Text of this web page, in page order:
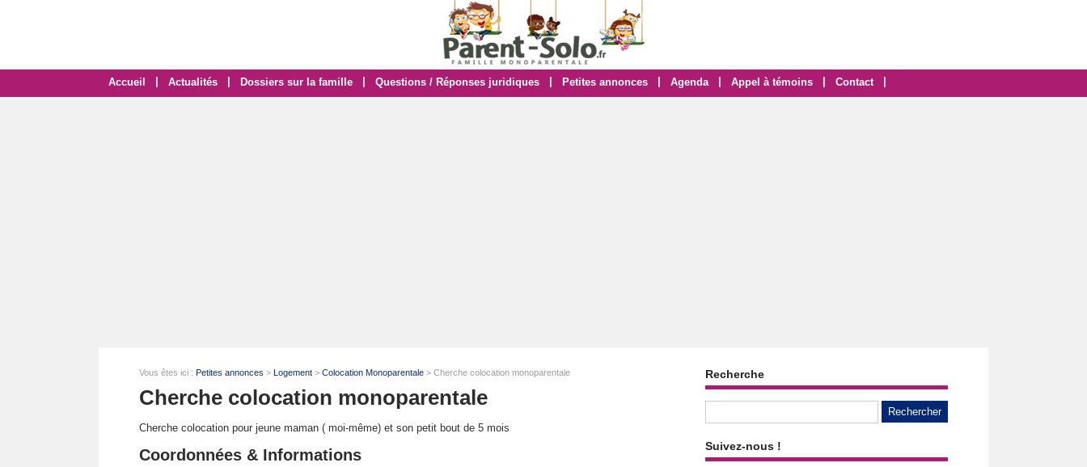
Accueil Actualités Dossiers sur la famille Questions / Réponses juridiques Petites annonces Agenda Appel à témoins Contact
Vous êtes ici : Petites annonces > Logement > Colocation Monoparentale > Cherche colocation monoparentale
Cherche colocation monoparentale
Cherche colocation pour jeune maman ( moi-même) et son petit bout de 5 mois
Coordonnées & Informations
Recherche
Suivez-nous !